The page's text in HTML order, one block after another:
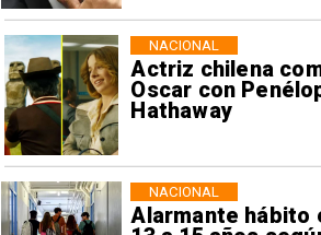
Actriz chilena
Oscar con
Hathaway
NACIONAL
Alarmante hábito
NACIONAL